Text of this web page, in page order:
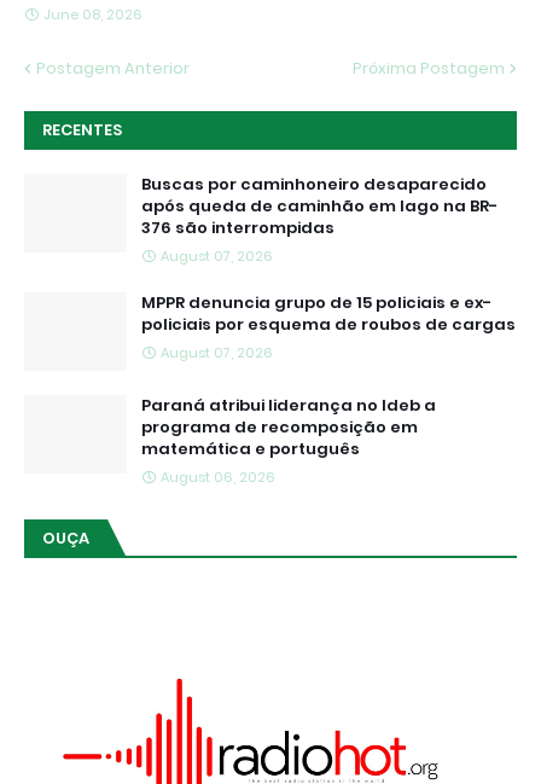
June 08, 2026
Postagem Anterior Próxima Postagem
RECENTES
Buscas por caminhoneiro desaparecido
após queda de caminhão em lago na BR-
376 são interrompidas
August 07, 2026
MPPR denuncia grupo de 15 policiais e ex-
policiais por esquema de roubos de cargas
August 07, 2026
Paraná atribui liderança no Ideb a
programa de recomposição em
matemática e português
August 06, 2026
OUÇA